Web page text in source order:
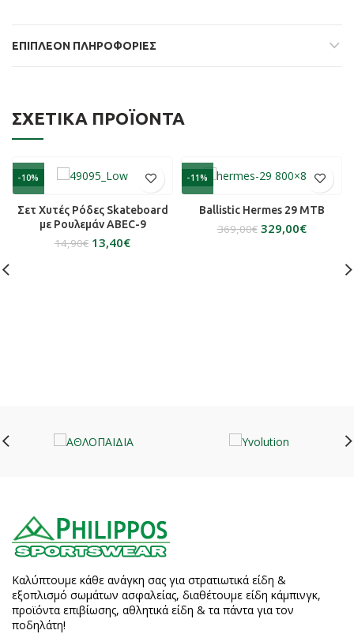
ΕΠΙΠΛΈΟΝ ΠΛΗΡΟΦΟΡΊΕΣ
ΣΧΕΤΙΚΆ ΠΡΟΪΌΝΤΑ
-10%
Σετ Χυτές Ρόδες Skateboard
με Ρουλεμάν ABEC-9
14,90€ 13,40€
-11%
Ballistic Hermes 29 MTB
369,00€ 329,00€
Καλύπτουμε κάθε ανάγκη σας για στρατιωτικά είδη &
εξοπλισμό σωμάτων ασφαλείας, διαθέτουμε είδη κάμπινγκ,
προϊόντα επιβίωσης, αθλητικά είδη & τα πάντα για τον
ποδηλάτη!